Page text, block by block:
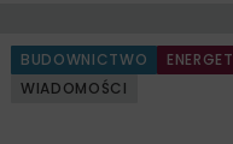
BUDOWNICTWO
WIADOMOŚCI